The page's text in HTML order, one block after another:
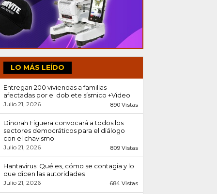
LO MÁS LEÍDO
Entregan 200 viviendas a familias
afectadas por el doblete sísmico +Video
Julio 21, 2026 890 Vistas
Dinorah Figuera convocará a todos los
sectores democráticos para el diálogo
con el chavismo
Julio 21, 2026 809 Vistas
Hantavirus: Qué es, cómo se contagia y lo
que dicen las autoridades
Julio 21, 2026 684 Vistas